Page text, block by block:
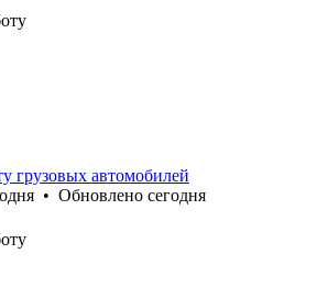
грузовых автомобилей
• Обновлено сегодня